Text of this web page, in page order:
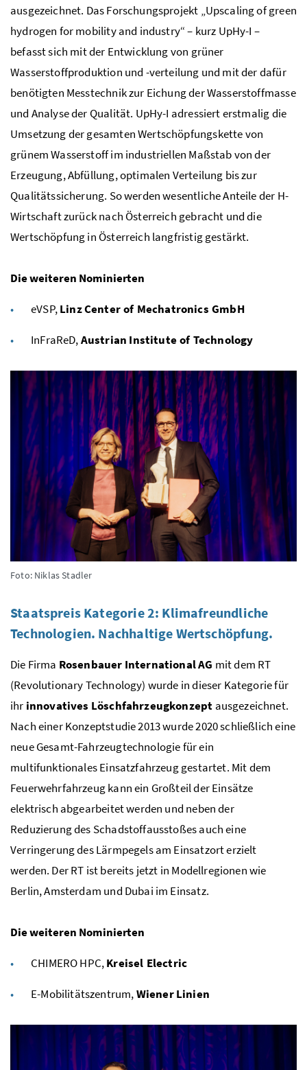
ausgezeichnet. Das Forschungsprojekt „Upscaling of green
hydrogen for mobility and industry“ – kurz UpHy-I –
befasst sich mit der Entwicklung von grüner
Wasserstoffproduktion und -verteilung und mit der dafür
benötigten Messtechnik zur Eichung der Wasserstoffmasse
und Analyse der Qualität. UpHy-I adressiert erstmalig die
Umsetzung der gesamten Wertschöpfungskette von
grünem Wasserstoff im industriellen Maßstab von der
Erzeugung, Abfüllung, optimalen Verteilung bis zur
Qualitätssicherung. So werden wesentliche Anteile der H-
Wirtschaft zurück nach Österreich gebracht und die
Wertschöpfung in Österreich langfristig gestärkt.
Die weiteren Nominierten
eVSP,Linz Center of Mechatronics GmbH
InFraReD,Austrian Institute of Technology
Foto: Niklas Stadler
Staatspreis Kategorie 2: Klimafreundliche
Technologien. Nachhaltige Wertschöpfung.
Die Firma Rosenbauer International AG mit dem RT
(Revolutionary Technology) wurde in dieser Kategorie für
ihr innovatives Löschfahrzeugkonzept ausgezeichnet.
Nach einer Konzeptstudie 2013 wurde 2020 schließlich eine
neue Gesamt-Fahrzeugtechnologie für ein
multifunktionales Einsatzfahrzeug gestartet. Mit dem
Feuerwehrfahrzeug kann ein Großteil der Einsätze
elektrisch abgearbeitet werden und neben der
Reduzierung des Schadstoffausstoßes auch eine
Verringerung des Lärmpegels am Einsatzort erzielt
werden. Der RT ist bereits jetzt in Modellregionen wie
Berlin, Amsterdam und Dubai im Einsatz.
Die weiteren Nominierten
CHIMERO HPC,Kreisel Electric
E-Mobilitätszentrum,Wiener Linien